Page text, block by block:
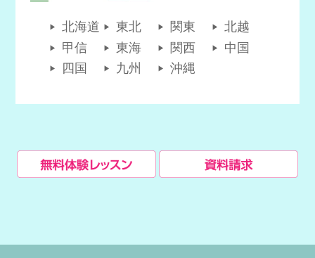
北海道 東北 関東
北越
甲信
東海 関西
中国
四国
九州 沖縄